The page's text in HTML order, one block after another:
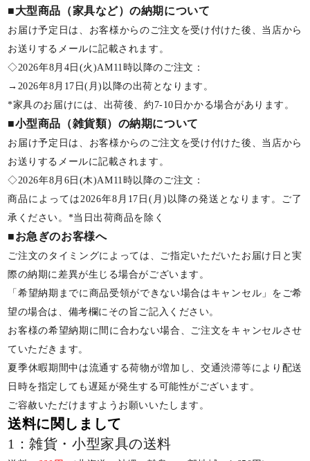
■大型商品（家具など）の納期について
お届け予定日は、お客様からのご注文を受け付けた後、当店から
お送りするメールに記載されます。
◇2026年8月4日(火)AM11時以降のご注文：
→2026年8月17日(月)以降の出荷となります。
*家具のお届けには、出荷後、約7-10日かかる場合があります。
■小型商品（雑貨類）の納期について
お届け予定日は、お客様からのご注文を受け付けた後、当店から
お送りするメールに記載されます。
◇2026年8月6日(木)AM11時以降のご注文：
商品によっては2026年8月17日(月)以降の発送となります。ご了
承ください。*当日出荷商品を除く
■お急ぎのお客様へ
ご注文のタイミングによっては、ご指定いただいたお届け日と実
際の納期に差異が生じる場合がございます。
「希望納期までに商品受領ができない場合はキャンセル」をご希
望の場合は、備考欄にその旨ご記入ください。
お客様の希望納期に間に合わない場合、ご注文をキャンセルさせ
ていただきます。
夏季休暇期間中は流通する荷物が増加し、交通渋滞等により配送
日時を指定しても遅延が発生する可能性がございます。
ご容赦いただけますようお願いいたします。
送料に関しまして
1：雑貨・小型家具の送料